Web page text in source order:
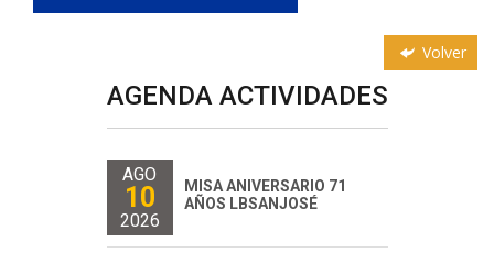
Volver
AGENDA ACTIVIDADES
AGO
10
2026
MISA ANIVERSARIO 71
AÑOS LBSANJOSÉ